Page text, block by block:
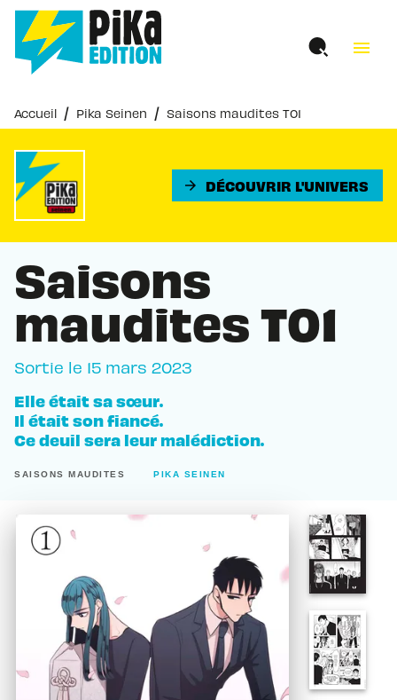
MENU RECHERCHE
PIED DE PAGE
menu
Accueil / Pika Seinen / Saisons maudites T01
arrow_forward DÉCOUVRIR L'UNIVERS
Saisons
maudites T01
Sortie le 15 mars 2023
Elle était sa sœur.
Il était son fiancé.
Ce deuil sera leur malédiction.
SAISONS MAUDITES PIKA SEINEN